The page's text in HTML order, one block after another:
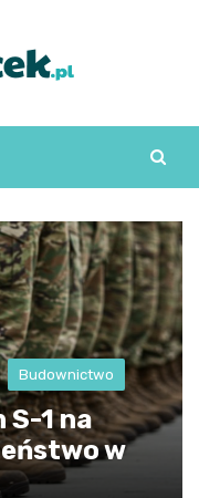
Budownictwo
S-1 na
w